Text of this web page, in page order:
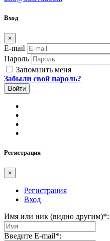
Вход
×
E-mail
Пароль
Запомнить меня
Забыли свой пароль?
Регистрация
×
Регистрация
Вход
Имя или ник (видно другим)*:
Введите E-mail*: